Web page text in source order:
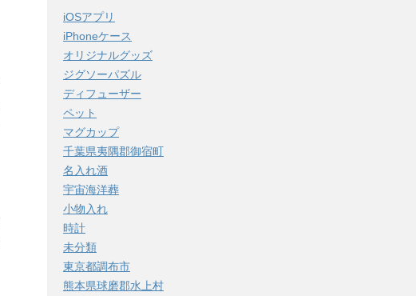
iOSアプリ
iPhoneケース
オリジナルグッズ
ジグソーパズル
ディフューザー
ペット
マグカップ
千葉県夷隅郡御宿町
名入れ酒
宇宙海洋葬
小物入れ
時計
未分類
東京都調布市
熊本県球磨郡水上村